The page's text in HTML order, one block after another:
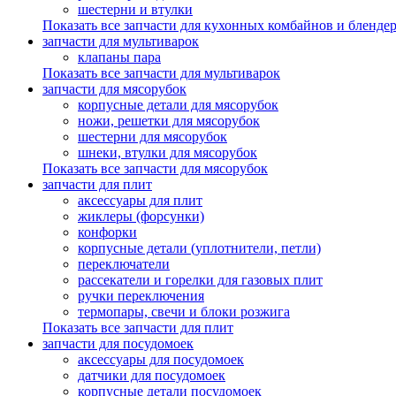
шестерни и втулки
Показать все запчасти для кухонных комбайнов и
запчасти для мультиварок
клапаны пара
Показать все запчасти для мультиварок
запчасти для мясорубок
корпусные детали для мясорубок
ножи, решетки для мясорубок
шестерни для мясорубок
шнеки, втулки для мясорубок
Показать все запчасти для мясорубок
запчасти для плит
аксессуары для плит
жиклеры (форсунки)
конфорки
корпусные детали (уплотнители, петли)
переключатели
рассекатели и горелки для газовых плит
ручки переключения
термопары, свечи и блоки розжига
Показать все запчасти для плит
запчасти для посудомоек
аксессуары для посудомоек
датчики для посудомоек
корпусные детали посудомоек